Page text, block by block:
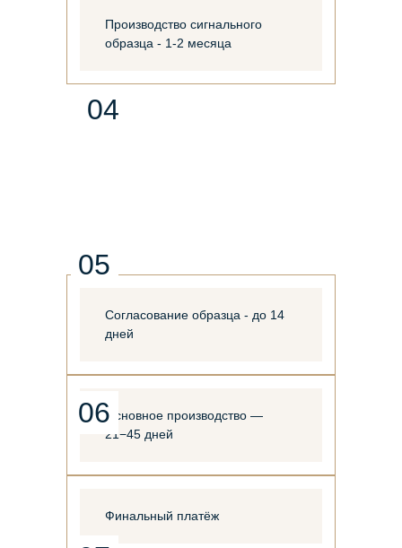
Согласование образца - до 14
дней
Основное производство —
21−45 дней
Финальный платёж
06
05
Производство сигнального
образца - 1-2 месяца
04